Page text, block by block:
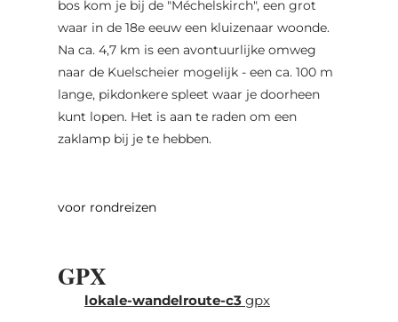
bos kom je bij de "Méchelskirch", een grot
waar in de 18e eeuw een kluizenaar woonde.
Na ca. 4,7 km is een avontuurlijke omweg
naar de Kuelscheier mogelijk - een ca. 100 m
lange, pikdonkere spleet waar je doorheen
kunt lopen. Het is aan te raden om een ​​
zaklamp bij je te hebben.
voor rondreizen
GPX
lokale-wandelroute-c3gpx